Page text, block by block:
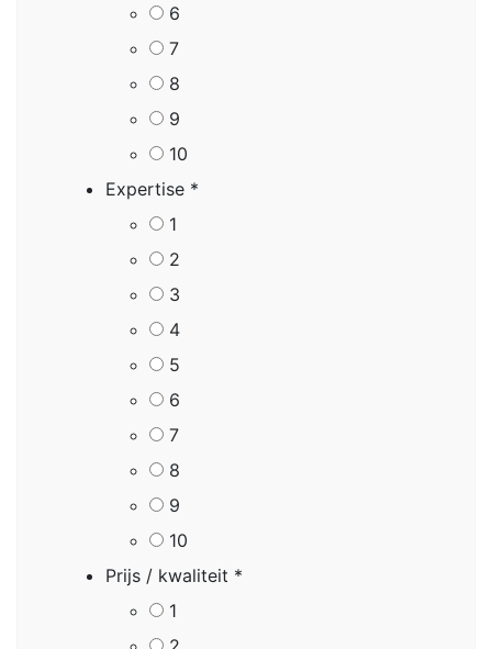
6
7
8
9
10
Expertise *
1
2
3
4
5
6
7
8
9
10
Prijs / kwaliteit *
1